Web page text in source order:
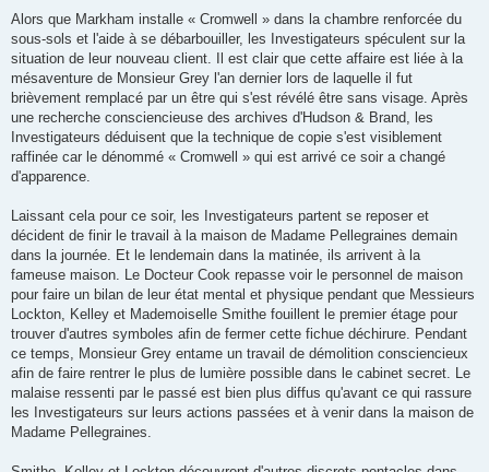
Alors que Markham installe « Cromwell » dans la chambre renforcée du
sous-sols et l'aide à se débarbouiller, les Investigateurs spéculent sur la
situation de leur nouveau client. Il est clair que cette affaire est liée à la
mésaventure de Monsieur Grey l'an dernier lors de laquelle il fut
brièvement remplacé par un être qui s'est révélé être sans visage. Après
une recherche consciencieuse des archives d'Hudson & Brand, les
Investigateurs déduisent que la technique de copie s'est visiblement
raffinée car le dénommé « Cromwell » qui est arrivé ce soir a changé
d'apparence.
Laissant cela pour ce soir, les Investigateurs partent se reposer et
décident de finir le travail à la maison de Madame Pellegraines demain
dans la journée. Et le lendemain dans la matinée, ils arrivent à la
fameuse maison. Le Docteur Cook repasse voir le personnel de maison
pour faire un bilan de leur état mental et physique pendant que Messieurs
Lockton, Kelley et Mademoiselle Smithe fouillent le premier étage pour
trouver d'autres symboles afin de fermer cette fichue déchirure. Pendant
ce temps, Monsieur Grey entame un travail de démolition consciencieux
afin de faire rentrer le plus de lumière possible dans le cabinet secret. Le
malaise ressenti par le passé est bien plus diffus qu'avant ce qui rassure
les Investigateurs sur leurs actions passées et à venir dans la maison de
Madame Pellegraines.